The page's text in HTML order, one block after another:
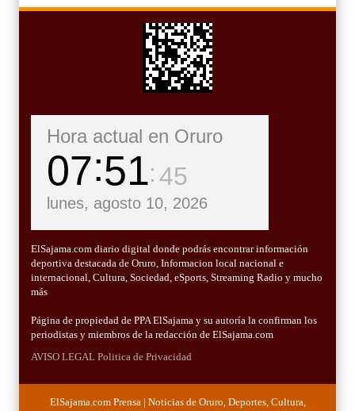
Hora actual en Oruro
07 51 46
lunes, agosto 10, 2026
ElSajama.com diario digital donde podrás encontrar información
deportiva destacada de Oruro, Informacion local nacional e
internacional, Cultura, Sociedad, eSports, Streaming Radio y mucho
más
Página de propiedad de PPA ElSajama y su autoría la confirman los
periodistas y miembros de la redacción de ElSajama.com
AVISO LEGAL Politica de Privacidad
ElSajama.com Prensa | Noticias de Oruro, Deportes, Cultura,